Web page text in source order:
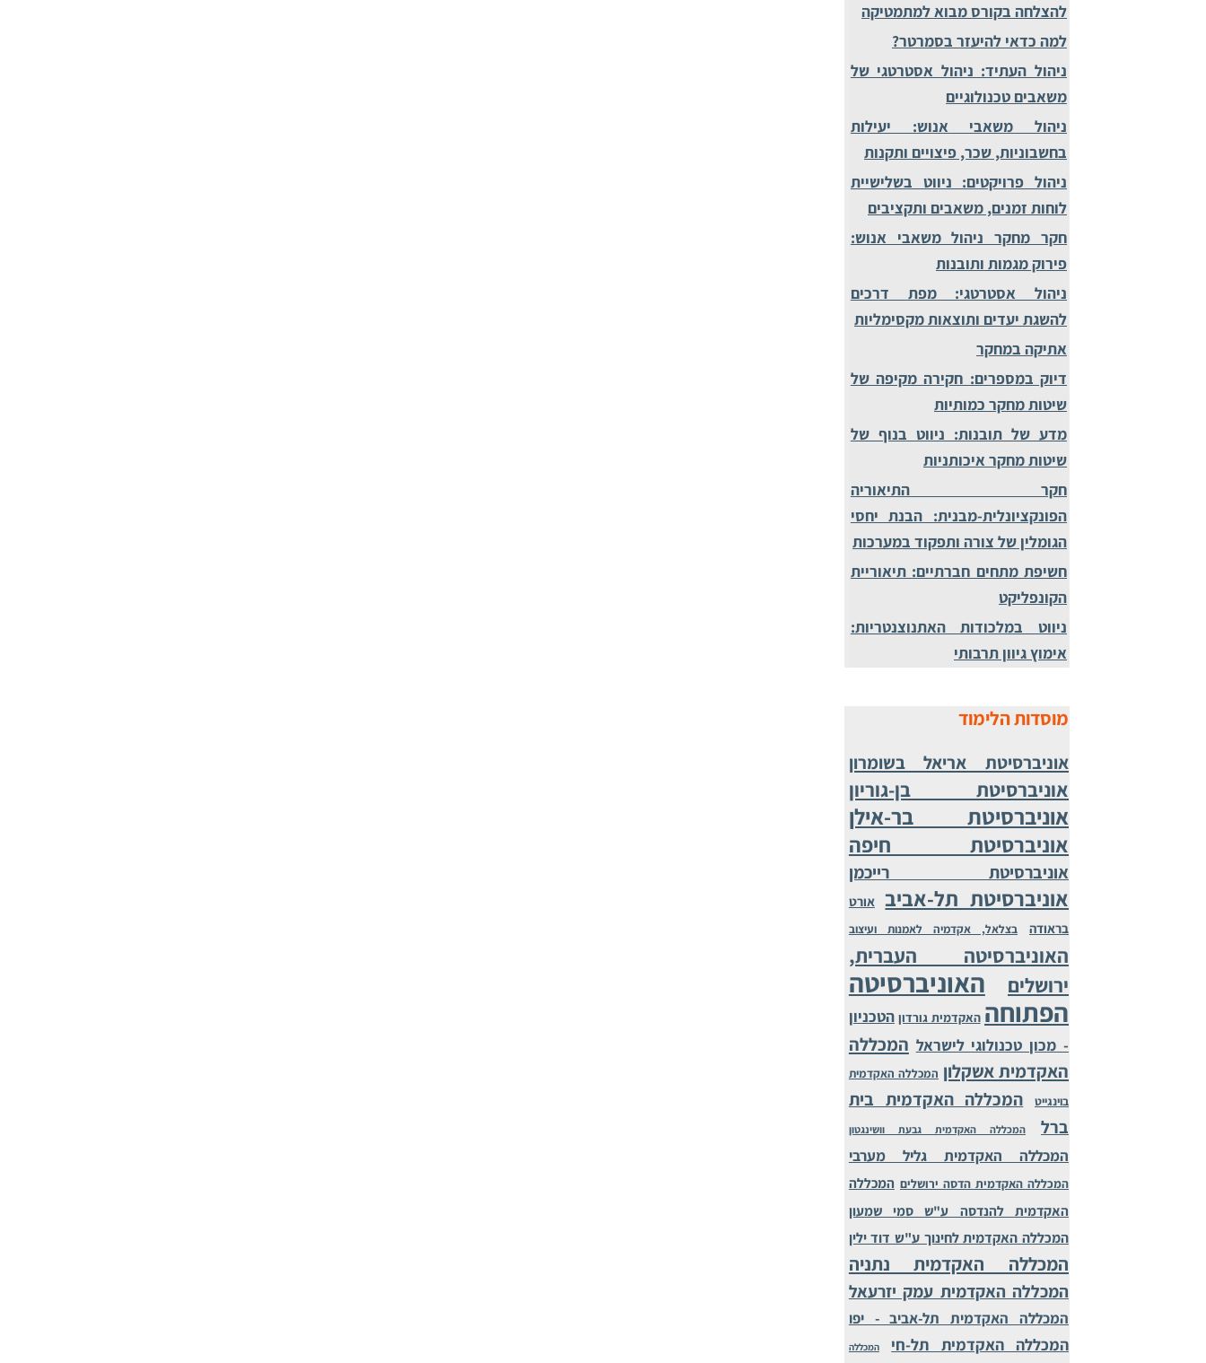
להצלחה בקורס מבוא למתמטיקה
למה כדאי להיעזר בסמרטר?
ניהול העתיד: ניהול אסטרטגי של
משאבים טכנולוגיים
ניהול משאבי אנוש: יעילות
בחשבוניות, שכר, פיצויים ותקנות
ניהול פרויקטים: ניווט בשלישיית
לוחות זמנים, משאבים ותקציבים
חקר מחקר ניהול משאבי אנוש:
פירוק מגמות ותובנות
ניהול אסטרטגי: מפת דרכים
להשגת יעדים ותוצאות מקסימליות
אתיקה במחקר
דיוק במספרים: חקירה מקיפה של
שיטות מחקר כמותיות
מדע של תובנות: ניווט בנוף של
שיטות מחקר איכותניות
חקר התיאוריה
הפונקציונלית-מבנית: הבנת יחסי
הגומלין של צורה ותפקוד במערכות
חשיפת מתחים חברתיים: תיאוריית
הקונפליקט
ניווט במלכודות האתנוצנטריות:
אימוץ גיוון תרבותי
מוסדות הלימוד
אוניברסיטת אריאל בשומרון
אוניברסיטת בן-גוריון
אוניברסיטת בר-אילן
אוניברסיטת חיפה
אוניברסיטת רייכמן
אוניברסיטת תל-אביב
אורט
בראודה
בצלאל, אקדמיה לאמנות ועיצוב
האוניברסיטה העברית,
ירושלים
האוניברסיטה
הפתוחה האקדמית גורדון הטכניון
- מכון טכנולוגי לישראל המכללה
האקדמית אשקלון המכללה האקדמית
בוינגייט
המכללה האקדמית בית
ברל
המכללה האקדמית גבעת וושינגטון
המכללה האקדמית גליל מערבי
המכללה האקדמית הדסה ירושלים המכללה
האקדמית להנדסה ע"ש סמי שמעון
המכללה האקדמית לחינוך ע"ש דוד ילין
המכללה האקדמית נתניה
המכללה האקדמית עמק יזרעאל
המכללה האקדמית תל-אביב - יפו
המכללה האקדמית תל-חי המכללה